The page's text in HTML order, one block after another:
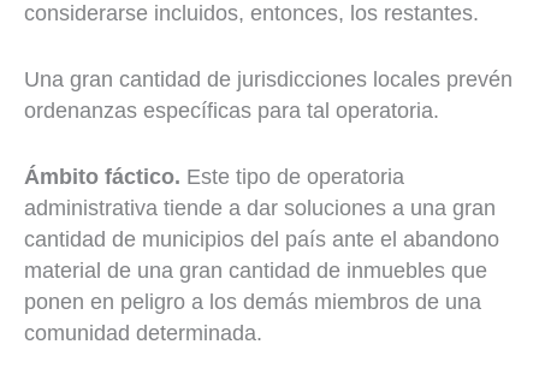
considerarse incluidos, entonces, los restantes.
Una gran cantidad de jurisdicciones locales prevén
ordenanzas específicas para tal operatoria.
Ámbito fáctico. Este tipo de operatoria
administrativa tiende a dar soluciones a una gran
cantidad de municipios del país ante el abandono
material de una gran cantidad de inmuebles que
ponen en peligro a los demás miembros de una
comunidad determinada.